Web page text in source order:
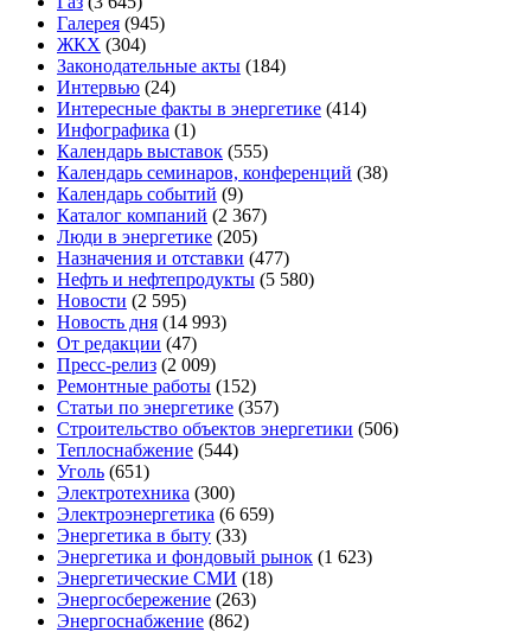
Галерея (945)
ЖКХ (304)
Законодательные акты (184)
Интервью (24)
Интересные факты в энергетике (414)
Инфографика (1)
Календарь выставок (555)
Календарь семинаров, конференций (38)
Календарь событий (9)
Каталог компаний (2 367)
Люди в энергетике (205)
Назначения и отставки (477)
Нефть и нефтепродукты (5 580)
Новости (2 595)
Новость дня (14 993)
От редакции (47)
Пресс-релиз (2 009)
Ремонтные работы (152)
Статьи по энергетике (357)
Строительство объектов энергетики (506)
Теплоснабжение (544)
Уголь (651)
Электротехника (300)
Электроэнергетика (6 659)
Энергетика в быту (33)
Энергетика и фондовый рынок (1 623)
Энергетические СМИ (18)
Энергосбережение (263)
Энергоснабжение (862)